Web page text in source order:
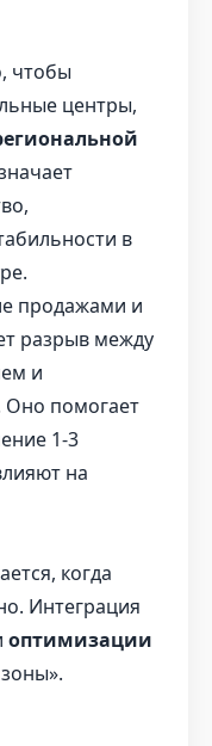
чтобы
центры,
в
продажами и
разрыв между
и
Оно помогает
1-3
на
когда
Интеграция
оптимизации